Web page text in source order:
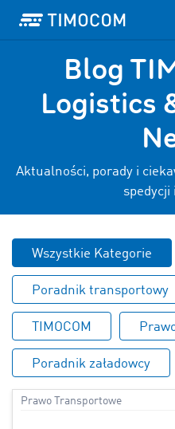
Blog
Logistics
Aktualności, porady i
spedycji
Wszystkie Kategorie
Poradnik transportowy
TIMOCOM
Poradnik załadowcy
Prawo Transportowe